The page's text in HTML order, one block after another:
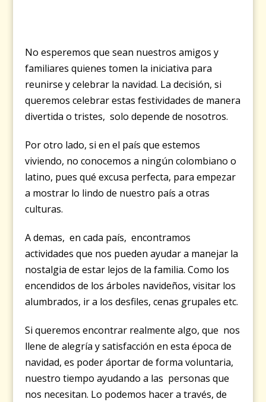
No esperemos que sean nuestros amigos y
familiares quienes tomen la iniciativa para
reunirse y celebrar la navidad. La decisión, si
queremos celebrar estas festividades de manera
divertida o tristes, solo depende de nosotros.
Por otro lado, si en el país que estemos
viviendo, no conocemos a ningún colombiano o
latino, pues qué excusa perfecta, para empezar
a mostrar lo lindo de nuestro país a otras
culturas.
A demas, en cada país, encontramos
actividades que nos pueden ayudar a manejar la
nostalgia de estar lejos de la familia. Como los
encendidos de los árboles navideños, visitar los
alumbrados, ir a los desfiles, cenas grupales etc.
Si queremos encontrar realmente algo, que nos
llene de alegría y satisfacción en esta época de
navidad, es poder áportar de forma voluntaria,
nuestro tiempo ayudando a las personas que
nos necesitan. Lo podemos hacer a través, de